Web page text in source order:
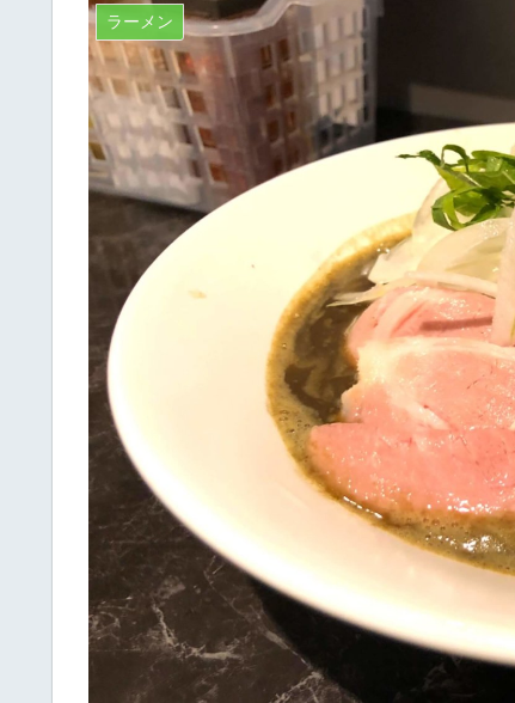
ラーメン